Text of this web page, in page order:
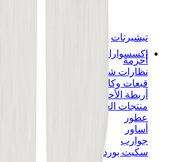
تيشيرتات
إكسسوارات
أحزمة
نظارات شمسية
قبعات وكاب
أربطة الأحذية
منتجات العناية بالسنيكرز
عطور
أساور
جوارب
سكيت بورد